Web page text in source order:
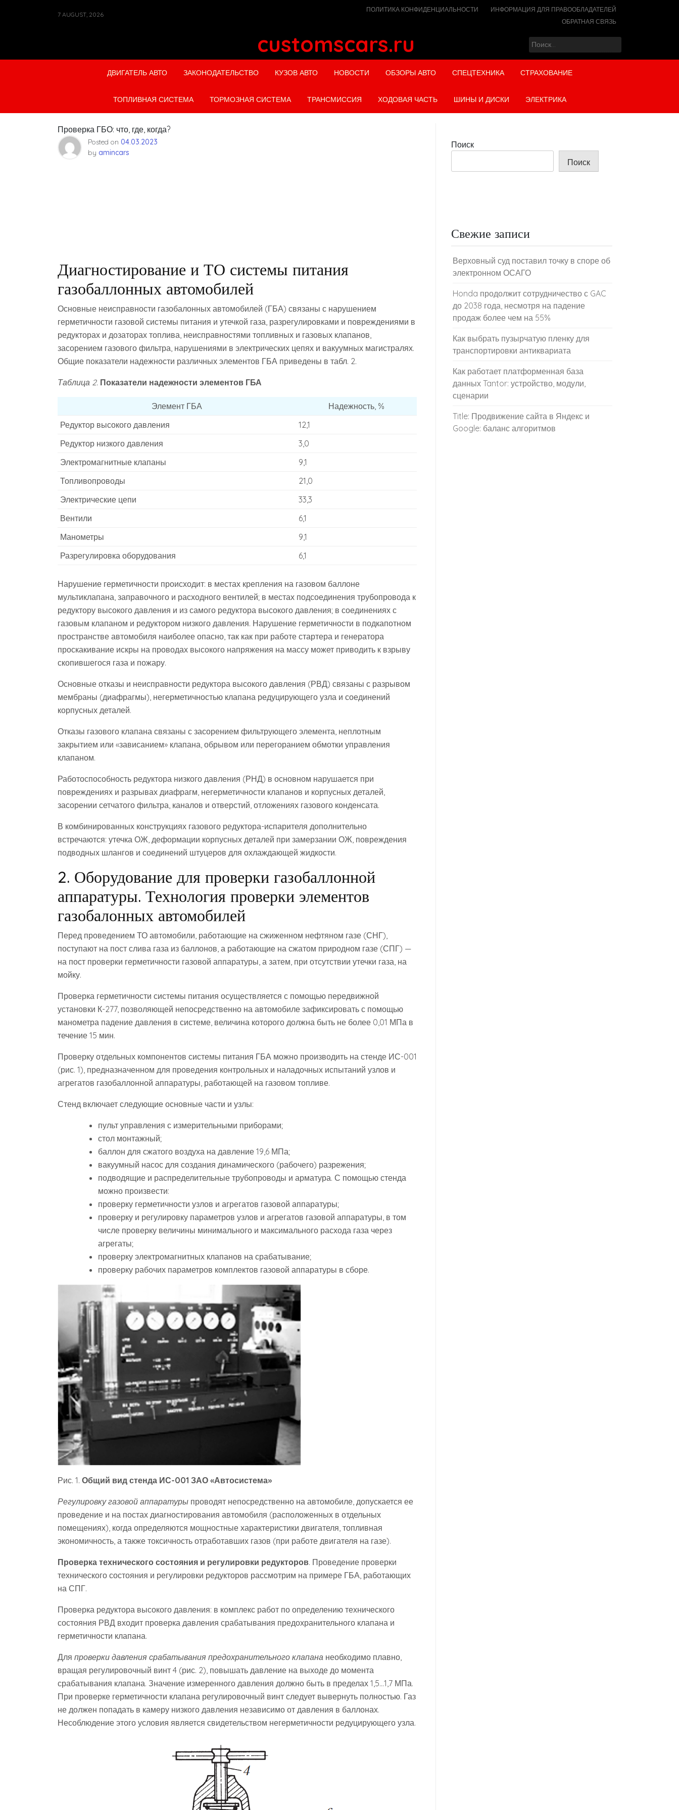
7 AUGUST, 2026
ПОЛИТИКА КОНФИДЕНЦИАЛЬНОСТИ
ИНФОРМАЦИЯ ДЛЯ ПРАВООБЛАДАТЕЛЕЙ
ОБРАТНАЯ СВЯЗЬ
customscars.ru Найти:
ДВИГАТЕЛЬ АВТО ЗАКОНОДАТЕЛЬСТВО КУЗОВ АВТО НОВОСТИ ОБЗОРЫ АВТО СПЕЦТЕХНИКА СТРАХОВАНИЕ
ТОПЛИВНАЯ СИСТЕМА ТОРМОЗНАЯ СИСТЕМА ТРАНСМИССИЯ ХОДОВАЯ ЧАСТЬ ШИНЫ И ДИСКИ ЭЛЕКТРИКА
Проверка ГБО: что, где, когда?
Posted on 04.03.2023
by amincars
Диагностирование и ТО системы питания
газобаллонных автомобилей
Основные неисправности газобалонных автомобилей (ГБА) связаны с нарушением
герметичности газовой системы питания и утечкой газа, разрегулировками и повреждениями в
редукторах и дозаторах топлива, неисправностями топливных и газовых клапанов,
засорением газового фильтра, нарушениями в электрических цепях и вакуумных магистралях.
Общие показатели надежности различных элементов ГБА приведены в табл. 2.
Таблица 2. Показатели надежности элементов ГБА
Элемент ГБА
Надежность, %
Редуктор высокого давления
12,1
Редуктор низкого давления
3,0
Электромагнитные клапаны
9,1
Топливопроводы
21,0
Электрические цепи
33,3
Вентили
6,1
Манометры
9,1
Разрегулировка оборудования
6,1
Нарушение герметичности происходит: в местах крепления на газовом баллоне
мультиклапана, заправочного и расходного вентилей; в местах подсоединения трубопровода к
редуктору высокого давления и из самого редуктора высокого давления; в соединениях с
газовым клапаном и редуктором низкого давления. Нарушение герметичности в подкапотном
пространстве автомобиля наиболее опасно, так как при работе стартера и генератора
проскакивание искры на проводах высокого напряжения на массу может приводить к взрыву
скопившегося газа и пожару.
Основные отказы и неисправности редуктора высокого давления (РВД) связаны с разрывом
мембраны (диафрагмы), негерметичностью клапана редуцирующего узла и соединений
корпусных деталей.
Отказы газового клапана связаны с засорением фильтрующего элемента, неплотным
закрытием или «зависанием» клапана, обрывом или перегоранием обмотки управления
клапаном.
Работоспособность редуктора низкого давления (РНД) в основном нарушается при
повреждениях и разрывах диафрагм, негерметичности клапанов и корпусных деталей,
засорении сетчатого фильтра, каналов и отверстий, отложениях газового конденсата.
В комбинированных конструкциях газового редуктора-испарителя дополнительно
встречаются: утечка ОЖ, деформации корпусных деталей при замерзании ОЖ, повреждения
подводных шлангов и соединений штуцеров для охлаждающей жидкости.
2. Оборудование для проверки газобаллонной
аппаратуры. Технология проверки элементов
газобалонных автомобилей
Перед проведением ТО автомобили, работающие на сжиженном нефтяном газе (СНГ),
поступают на пост слива газа из баллонов, а работающие на сжатом природном газе (СПГ) —
на пост проверки герметичности газовой аппаратуры, а затем, при отсутствии утечки газа, на
мойку.
Проверка герметичности системы питания осуществляется с помощью передвижной
установки К-277, позволяющей непосредственно на автомобиле зафиксировать с помощью
манометра падение давления в системе, величина которого должна быть не более 0,01 МПа в
течение 15 мин.
Проверку отдельных компонентов системы питания ГБА можно производить на стенде ИС-001
(рис. 1), предназначенном для проведения контрольных и наладочных испытаний узлов и
агрегатов газобаллонной аппаратуры, работающей на газовом топливе.
Стенд включает следующие основные части и узлы:
пульт управления с измерительными приборами;
стол монтажный;
баллон для сжатого воздуха на давление 19,6 МПа;
вакуумный насос для создания динамического (рабочего) разрежения;
подводящие и распределительные трубопроводы и арматура. С помощью стенда
можно произвести:
проверку герметичности узлов и агрегатов газовой аппаратуры;
проверку и регулировку параметров узлов и агрегатов газовой аппаратуры, в том
числе проверку величины минимального и максимального расхода газа через
агрегаты;
проверку электромагнитных клапанов на срабатывание;
проверку рабочих параметров комплектов газовой аппаратуры в сборе.
Рис. 1. Общий вид стенда ИС-001 ЗАО «Автосистема»
Регулировку газовой аппаратуры проводят непосредственно на автомобиле, допускается ее
проведение и на постах диагностирования автомобиля (расположенных в отдельных
помещениях), когда определяются мощностные характеристики двигателя, топливная
экономичность, а также токсичность отработавших газов (при работе двигателя на газе).
Проверка технического состояния и регулировки редукторов. Проведение проверки
технического состояния и регулировки редукторов рассмотрим на примере ГБА, работающих
на СПГ.
Проверка редуктора высокого давления: в комплекс работ по определению технического
состояния РВД входит проверка давления срабатывания предохранительного клапана и
герметичности клапана.
Для проверки давления срабатывания предохранительного клапана необходимо плавно,
вращая регулировочный винт 4 (рис. 2), повышать давление на выходе до момента
срабатывания клапана. Значение измеренного давления должно быть в пределах 1,5…1,7 МПа.
При проверке герметичности клапана регулировочный винт следует вывернуть полностью. Газ
не должен попадать в камеру низкого давления независимо от давления в баллонах.
Несоблюдение этого условия является свидетельством негерметичности редуцирующего узла.
Поиск
Поиск
Свежие записи
Верховный суд поставил точку в споре об
электронном ОСАГО
Honda продолжит сотрудничество с GAC
до 2038 года, несмотря на падение
продаж более чем на 55%
Как выбрать пузырчатую пленку для
транспортировки антиквариата
Как работает платформенная база
данных Tantor: устройство, модули,
сценарии
Title: Продвижение сайта в Яндекс и
Google: баланс алгоритмов